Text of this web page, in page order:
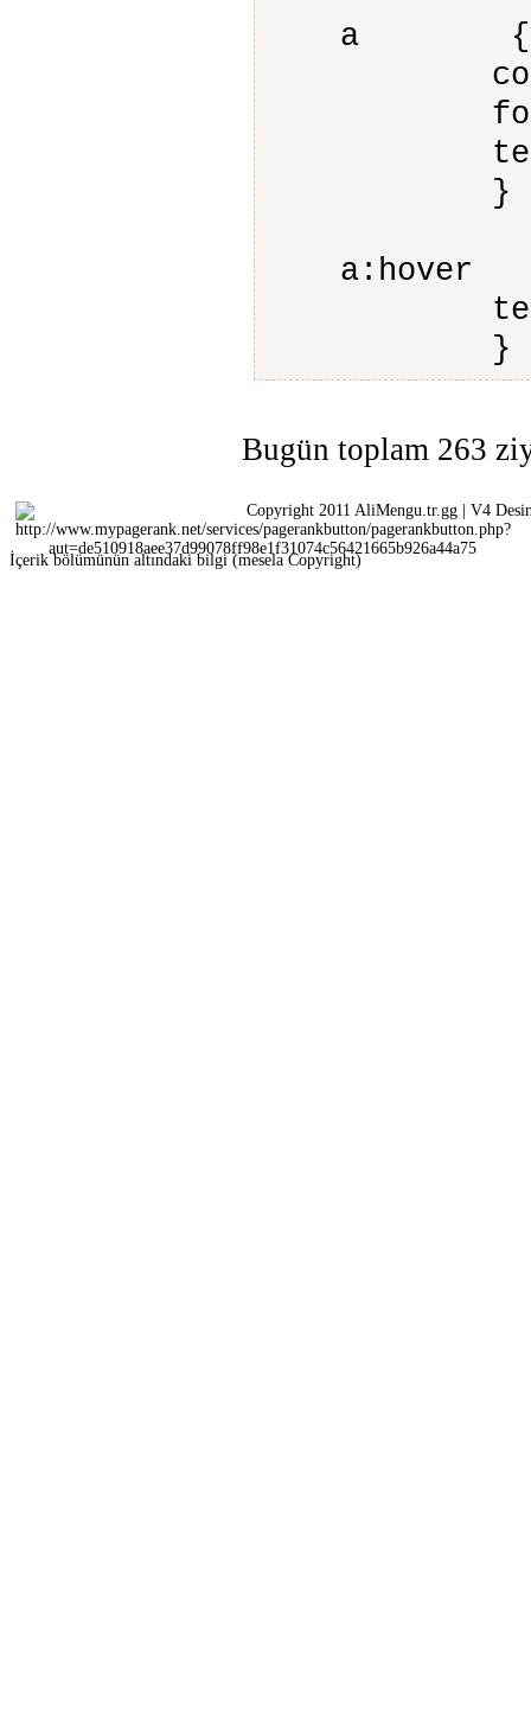
a {
font-
text-
a:hover
text-
}
Bugün toplam 263
Copyright 2011 AliMengu.tr.gg | V4
İçerik bölümünün altındaki bilgi (mesela Copyright)